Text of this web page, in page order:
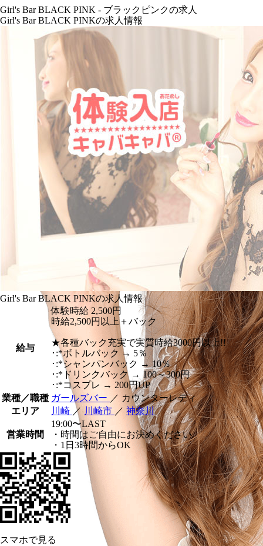
Girl's Bar BLACK PINK - ブラックピンクの求人
Girl's Bar BLACK PINKの求人情報
Girl's Bar BLACK PINKの求人情報
給与
体験時給 2,500円
時給2,500円以上＋バック
★各種バック充実で実質時給3000円以上!!
･:*ボトルバック → 5％
･:*シャンパンバック → 10％
･:*ドリンクバック → 100～300円
･:*コスプレ → 200円UP
業種／職種 ガールズバー ／ カウンターレディ
エリア
川崎 ／ 川崎市 ／ 神奈川
営業時間
19:00〜LAST
・時間はご自由にお決めください
・1日3時間からOK
スマホで見る